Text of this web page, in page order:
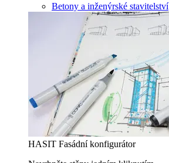
Betony a inženýrské stavitelství
HASIT Fasádní konfigurátor